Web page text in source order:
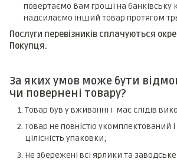
повертаємо Вам гроші на банківську
надсилаємо інший товар протягом
Послуги перевізників сплачуються
Покупця.
За яких умов може бути
чи повернені товару?
Товар був у вживанні і має слідів
Товар не повністю укомплектований
цілісність упаковки;
Не збережені всі ярлики та